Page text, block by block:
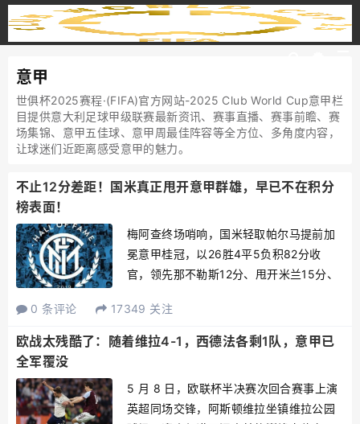
意甲
世俱杯2025赛程·(FIFA)官方网站-2025 Club World Cup意甲栏
目提供意大利足球甲级联赛最新资讯、赛事直播、赛事前瞻、赛
场集锦、意甲五佳球、意甲周最佳阵容等全方位、多角度内容，
让球迷们近距离感受意甲的魅力。
不止12分差距！国米真正甩开意甲群雄，早已不在积分
榜表面！
梅阿查终场哨响，国米轻取帕尔马提前加
冕意甲桂冠，以26胜4平5负积82分收
官，领先那不勒斯12分、甩开米兰15分、
呈现的结果，真正拉开国米与其他意甲豪
门距离的，从来不止积分榜上的数字，而
0 条评论 17349 关注
欧战太残酷了：随着维拉4-1，西德法各剩1队，意甲已
全军覆没
5 月 8 日，欧联杯半决赛次回合赛事上演
英超同场交锋，阿斯顿维拉坐镇维拉公园